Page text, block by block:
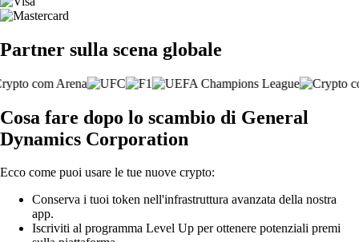
Partner sulla scena globale
Cosa fare dopo lo scambio di General
Dynamics Corporation
Ecco come puoi usare le tue nuove crypto:
Conserva i tuoi token nell'infrastruttura avanzata della nostra
app.
Iscriviti al programma Level Up per ottenere potenziali premi